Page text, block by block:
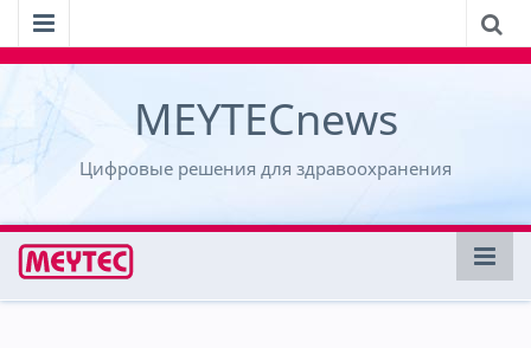
MEYTECnews
Цифровые решения для здравоохранения